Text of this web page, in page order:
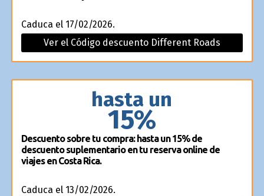
Caduca el 17/02/2026.
Ver el Código descuento Different Roads
hasta un
15%
Descuento sobre tu compra: hasta un 15% de
descuento suplementario en tu reserva online de
viajes en Costa Rica.
Caduca el 13/02/2026.